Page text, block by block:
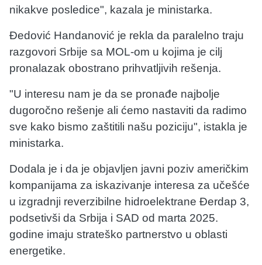
nikakve posledice", kazala je ministarka.
Đedović Handanović je rekla da paralelno traju
razgovori Srbije sa MOL-om u kojima je cilj
pronalazak obostrano prihvatljivih rešenja.
"U interesu nam je da se pronađe najbolje
dugoročno rešenje ali ćemo nastaviti da radimo
sve kako bismo zaštitili našu poziciju", istakla je
ministarka.
Dodala je i da je objavljen javni poziv američkim
kompanijama za iskazivanje interesa za učešće
u izgradnji reverzibilne hidroelektrane Đerdap 3,
podsetivši da Srbija i SAD od marta 2025.
godine imaju strateško partnerstvo u oblasti
energetike.